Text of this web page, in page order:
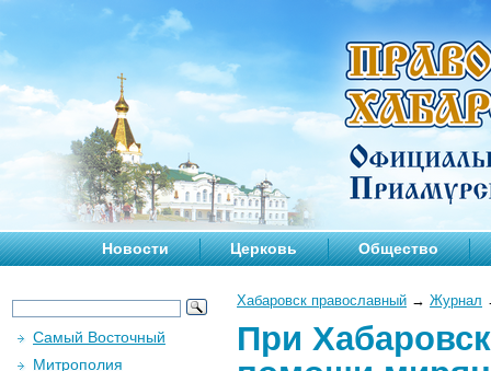
Новости Церковь Общество
Хабаровск православный → Журнал
При
Самый Восточный
Митрополия